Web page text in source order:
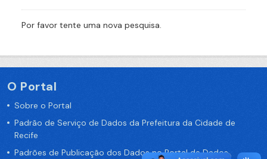
Por favor tente uma nova pesquisa.
O Portal
Sobre o Portal
Padrão de Serviço de Dados da Prefeitura da Cidade de
Recife
Padrões de Publicação dos Dados no Portal de Dados